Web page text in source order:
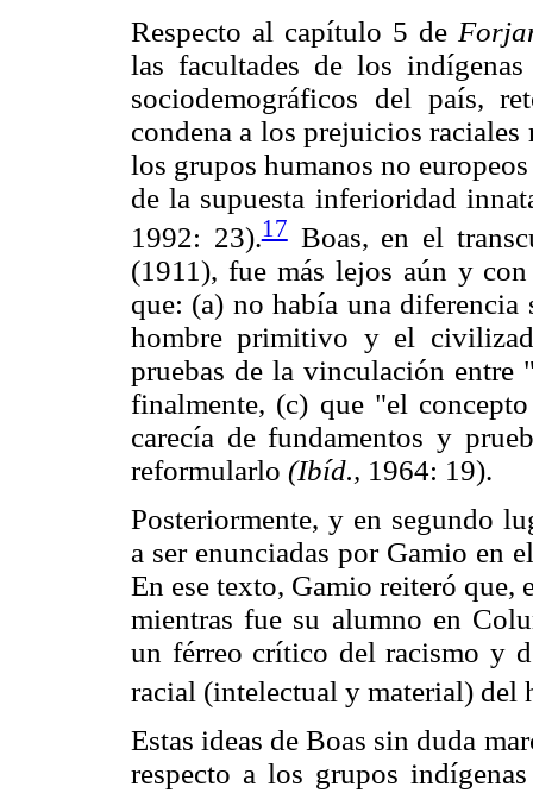
Respecto al capítulo 5 de
las facultades de los
sociodemográficos del país,
condena a los prejuicios raciales
los grupos humanos no
de la supuesta inferioridad
1992: 23).17Boas, en el
(1911), fue más lejos aún y
que: (a) no había una
hombre primitivo y el
pruebas de la vinculación
finalmente, (c) que "el
carecía de fundamentos y
reformularlo (Ibíd., 1964: 19).
Posteriormente, y en segundo
a ser enunciadas por Gamio en
En ese texto, Gamio reiteró
mientras fue su alumno en
un férreo crítico del racismo y
racial (intelectual y material) del
Estas ideas de Boas sin duda
respecto a los grupos